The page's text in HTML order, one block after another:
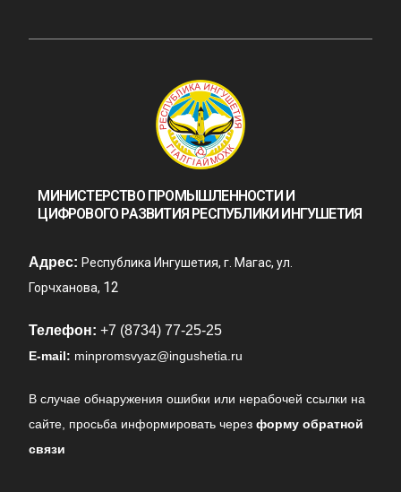
МИНИСТЕРСТВО ПРОМЫШЛЕННОСТИ И
ЦИФРОВОГО РАЗВИТИЯ РЕСПУБЛИКИ ИНГУШЕТИЯ
Адрес: Республика Ингушетия, г. Магас, ул.
Горчханова, 12
Телефон: +7 (8734) 77-25-25
E-mail: minpromsvyaz@ingushetia.ru
В случае обнаружения ошибки или нерабочей ссылки на
сайте, просьба информировать черезформу обратной
связи